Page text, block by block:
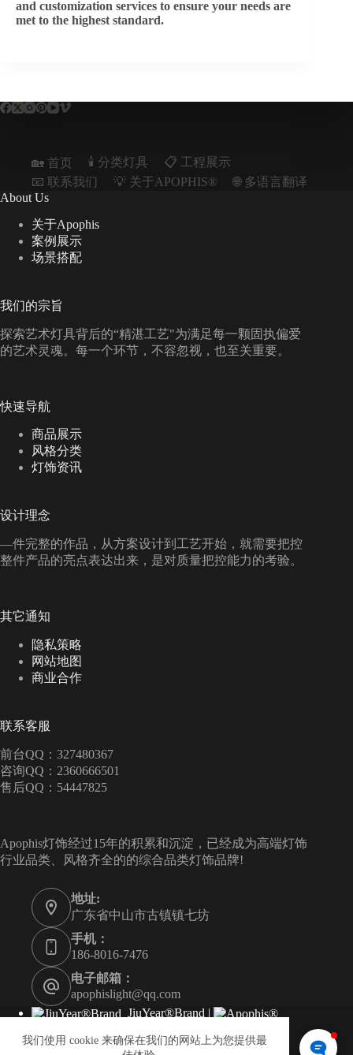
我们使用 cookie 来确保在我们的网站上为您提供最
and customization services to ensure your needs are
met to the highest standard.
🏡 首页 🕯️ 分类灯具
📋︎ 工程展示
📧 联系我们
💡 关于APOPHIS®
🌐 多语言翻译
About Us
关于Apophis
案例展示
场景搭配
我们的宗旨
探索艺术灯具背后的“精湛工艺"为满足每一颗固执偏爱
的艺术灵魂。每一个环节，不容忽视，也至关重要。
快速导航
商品展示
风格分类
灯饰资讯
设计理念
—件完整的作品，从方案设计到工艺开始，就需要把控
整件产品的亮点表达出来，是对质量把控能力的考验。
其它通知
隐私策略
网站地图
商业合作
联系客服
前台QQ：327480367
咨询QQ：2360666501
售后QQ：54447825
Apophis灯饰经过15年的积累和沉淀，已经成为高端灯饰
行业品类、风格齐全的的综合品类灯饰品牌!
地址:
广东省中山市古镇镇七坊
手机：
186-8016-7476
电子邮箱：
apophislight@qq.com
JiuYear®Brand |
1688.com| 🍓XiaoHongShu